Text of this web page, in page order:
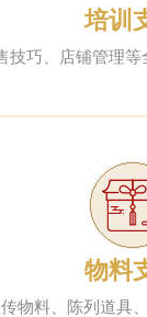
培训
技巧、店铺管理
物料
物料、陈列道具